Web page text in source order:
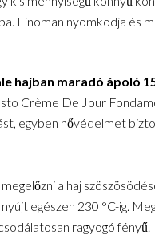
Finoman nyomkodja és
hajban maradó ápoló
Crème De Jour
egyben hővédelmet
a haj
egészen 230 °C-ig.
ragyogó fényű.